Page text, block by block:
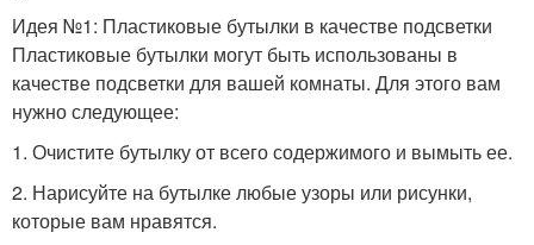
Идея №1: Пластиковые бутылки в качестве подсветки
Пластиковые бутылки могут быть использованы в
качестве подсветки для вашей комнаты. Для этого вам
нужно следующее:
1. Очистите бутылку от всего содержимого и вымыть ее.
2. Нарисуйте на бутылке любые узоры или рисунки,
которые вам нравятся.